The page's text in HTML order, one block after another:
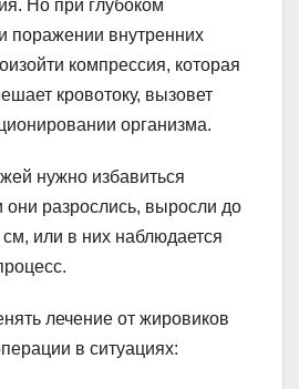
Но при глубоком
поражении внутренних
компрессия, которая
кровотоку, вызовет
организма.
нужно избавиться
они разрослись, выросли до
или в них наблюдается
лечение от жировиков
в ситуациях: